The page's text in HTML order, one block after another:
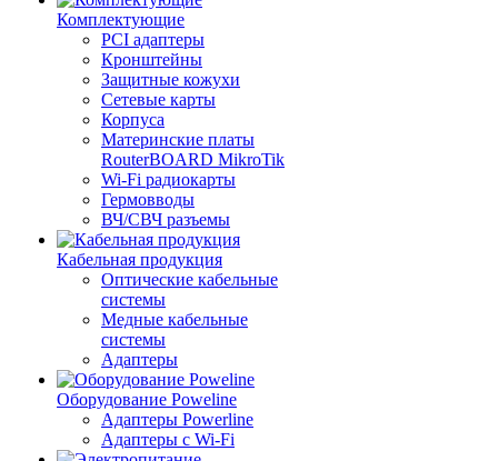
Комплектующие
PCI адаптеры
Кронштейны
Защитные кожухи
Сетевые карты
Корпуса
Материнские платы
RouterBOARD MikroTik
Wi-Fi радиокарты
Гермовводы
ВЧ/СВЧ разъемы
Кабельная продукция
Оптические кабельные
системы
Медные кабельные
системы
Адаптеры
Оборудование Poweline
Адаптеры Powerline
Адаптеры с Wi-Fi